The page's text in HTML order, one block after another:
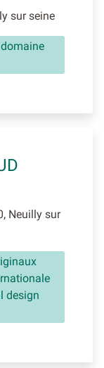
sur seine
Neuilly sur
design